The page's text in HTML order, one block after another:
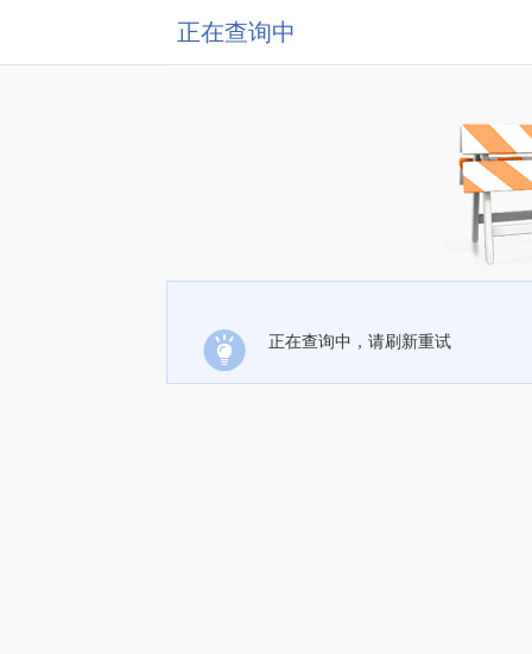
正在查询中
正在查询中，请刷新重试